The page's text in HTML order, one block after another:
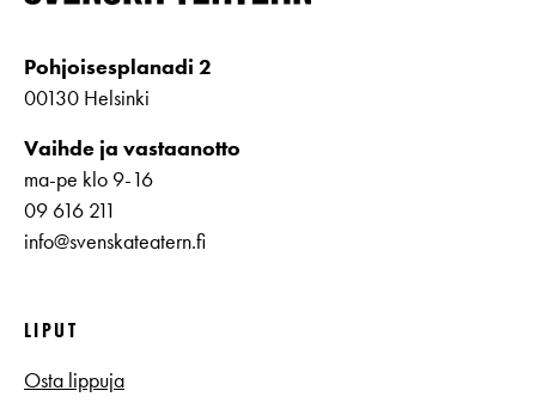
Pohjoisesplanadi 2
00130 Helsinki
Vaihde ja vastaanotto
ma-pe klo 9-16
09 616 211
info@svenskateatern.fi
LIPUT
Osta lippuja